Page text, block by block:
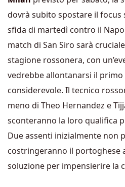
dovrà subito spostare il focus
sfida di martedì contro il
match di San Siro sarà
stagione rossonera, con
vedrebbe allontanarsi il
considerevole. Il tecnico
meno di Theo Hernandez e
sconteranno la loro qualifica
Due assenti inizialmente non
costringeranno il portoghese
soluzione per impensierire la